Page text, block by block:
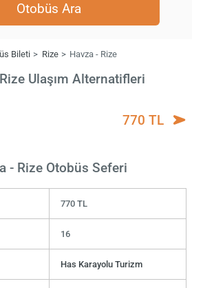
Otobüs Ara
Bileti Rize Havza - Rize
Ulaşım Alternatifleri
770 TL
- Rize Otobüs Seferi
770 TL
16
Has Karayolu Turizm